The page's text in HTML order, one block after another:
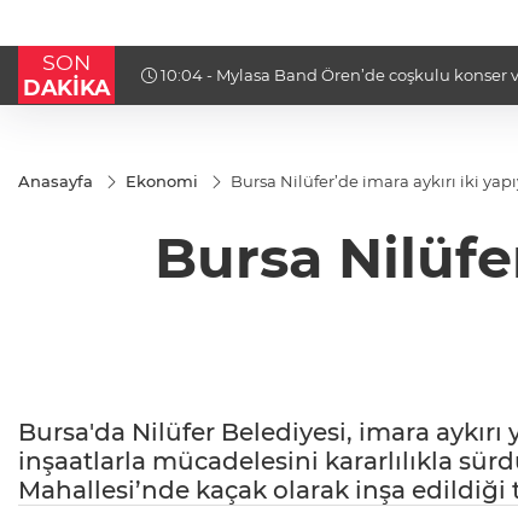
SON
DAKİKA
10:04 - Mylasa Band Ören’de coşkulu konser
Anasayfa Ekonomi Bursa Nilüfer’de imara aykırı iki
Bursa
Bursa'da Nilüfer Belediyesi, imara
inşaatlarla mücadelesini kararlılıkla
Mahallesi’nde kaçak olarak inşa edildiği